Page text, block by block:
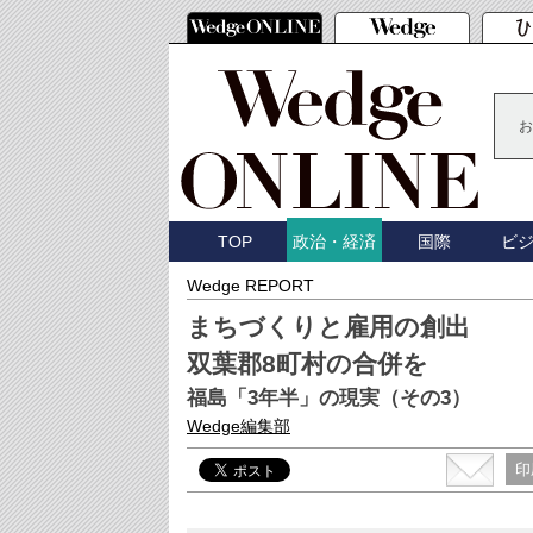
TOP 政治・経済 国際 ビ
Wedge REPORT
まちづくりと雇用の創出
双葉郡8町村の合併を
福島「3年半」の現実（その3）
Wedge編集部